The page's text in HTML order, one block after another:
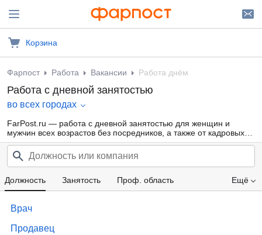
Корзина
Фарпост Работа Вакансии Работа днём
Работа с дневной занятостью
во всех городах
FarPost.ru — работа с дневной занятостью для женщин и
мужчин всех возрастов без посредников, а также от кадровых
агентств.
Ещё
Должность Занятость Проф. область
Зарплата
Врач
Продавец